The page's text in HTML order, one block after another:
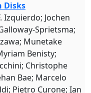
Disks
Izquierdo; Jochen
Sprietsma;
Munetake
Benisty;
Christophe
Bae; Marcelo
Pietro Curone; Ian